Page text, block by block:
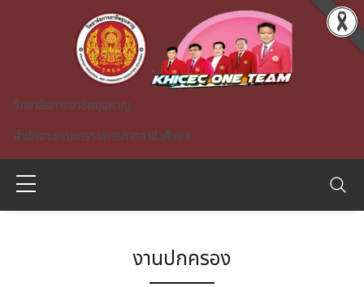
Skip to main content
วิทยาลัยการอาชีพขุนหาญ
สำนักงานคณะกรรมการการอาชีวศึกษา
งานปกครอง